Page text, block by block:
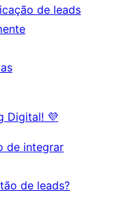
de leads
Digital! 💜
de integrar
de leads?